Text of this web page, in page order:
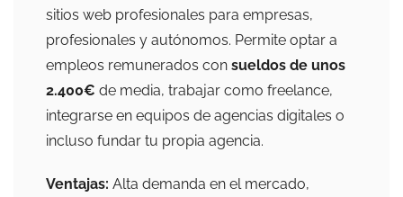
sitios web profesionales para empresas,
profesionales y autónomos. Permite optar a
empleos remunerados con sueldos de unos
2.400€ de media, trabajar como freelance,
integrarse en equipos de agencias digitales o
incluso fundar tu propia agencia.
Ventajas: Alta demanda en el mercado,